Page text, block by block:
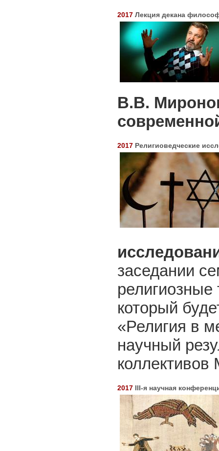
2017 Лекция декана
В.В.
2017 Религиоведческие
заседании
который
«Религия в
научный
коллективов
2017 III-я научная